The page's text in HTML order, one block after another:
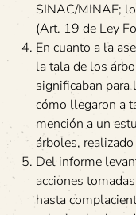
SINAC/MINAE;
(Art. 19 de Ley
En cuanto a la
la tala de los
significaban para
cómo llegaron a
mención a un
árboles,
Del informe
acciones
hasta